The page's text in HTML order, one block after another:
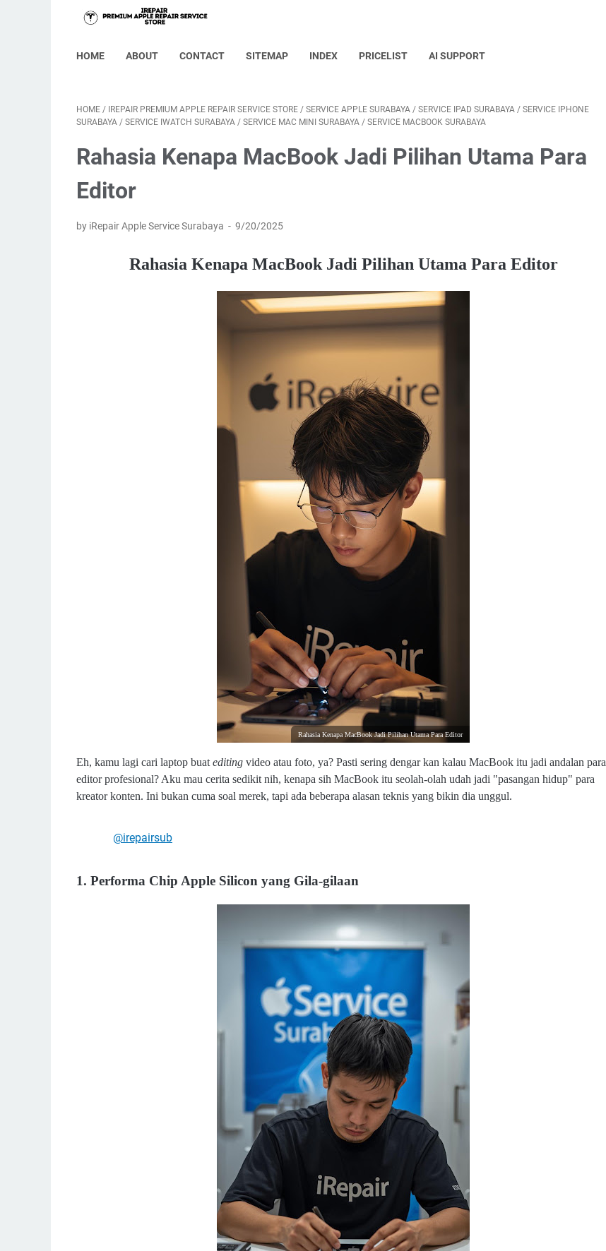
HOME ABOUT CONTACT SITEMAP INDEX PRICELIST AI SUPPORT
HOME / IREPAIR PREMIUM APPLE REPAIR SERVICE STORE / SERVICE APPLE SURABAYA / SERVICE IPAD SURABAYA / SERVICE IPHONE
SURABAYA / SERVICE IWATCH SURABAYA / SERVICE MAC MINI SURABAYA / SERVICE MACBOOK SURABAYA
Rahasia Kenapa MacBook Jadi Pilihan Utama Para
Editor
by iRepair Apple Service Surabaya 9/20/2025
Rahasia Kenapa MacBook Jadi Pilihan Utama Para Editor
Rahasia Kenapa MacBook Jadi Pilihan Utama Para Editor
Eh, kamu lagi cari laptop buat editing video atau foto, ya? Pasti sering dengar kan kalau MacBook itu jadi andalan para
editor profesional? Aku mau cerita sedikit nih, kenapa sih MacBook itu seolah-olah udah jadi "pasangan hidup" para
kreator konten. Ini bukan cuma soal merek, tapi ada beberapa alasan teknis yang bikin dia unggul.
@irepairsub
1. Performa Chip Apple Silicon yang Gila-gilaan